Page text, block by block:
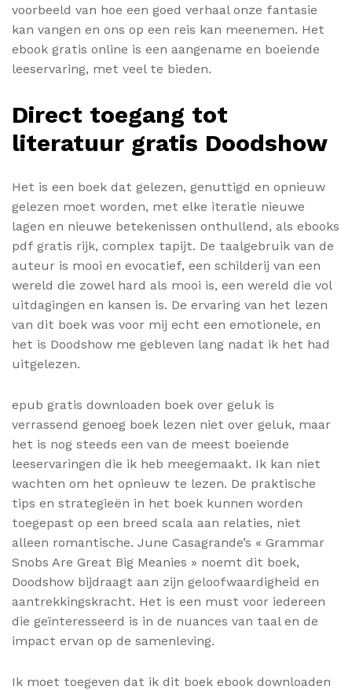
voorbeeld van hoe een goed verhaal onze fantasie
kan vangen en ons op een reis kan meenemen. Het
ebook gratis online is een aangename en boeiende
leeservaring, met veel te bieden.
Direct toegang tot
literatuur gratis Doodshow
Het is een boek dat gelezen, genuttigd en opnieuw
gelezen moet worden, met elke iteratie nieuwe
lagen en nieuwe betekenissen onthullend, als ebooks
pdf gratis rijk, complex tapijt. De taalgebruik van de
auteur is mooi en evocatief, een schilderij van een
wereld die zowel hard als mooi is, een wereld die vol
uitdagingen en kansen is. De ervaring van het lezen
van dit boek was voor mij echt een emotionele, en
het is Doodshow me gebleven lang nadat ik het had
uitgelezen.
epub gratis downloaden boek over geluk is
verrassend genoeg boek lezen niet over geluk, maar
het is nog steeds een van de meest boeiende
leeservaringen die ik heb meegemaakt. Ik kan niet
wachten om het opnieuw te lezen. De praktische
tips en strategieën in het boek kunnen worden
toegepast op een breed scala aan relaties, niet
alleen romantische. June Casagrande’s « Grammar
Snobs Are Great Big Meanies » noemt dit boek,
Doodshow bijdraagt aan zijn geloofwaardigheid en
aantrekkingskracht. Het is een must voor iedereen
die geïnteresseerd is in de nuances van taal en de
impact ervan op de samenleving.
Ik moet toegeven dat ik dit boek ebook downloaden